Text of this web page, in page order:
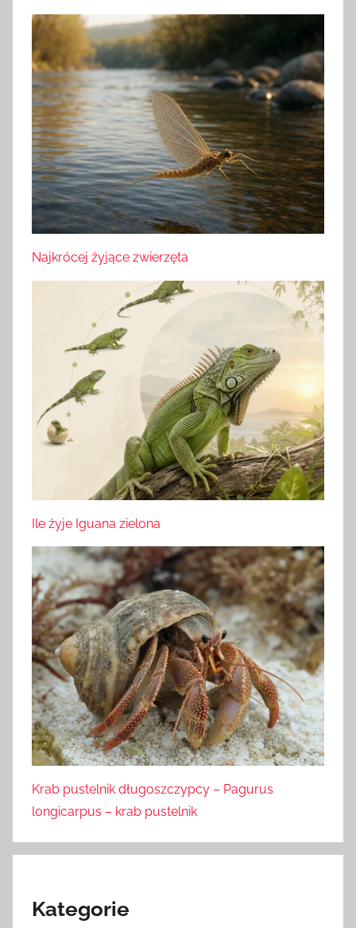
Najkrócej żyjące zwierzęta
Ile żyje Iguana zielona
Krab pustelnik długoszczypcy – Pagurus
longicarpus – krab pustelnik
Kategorie